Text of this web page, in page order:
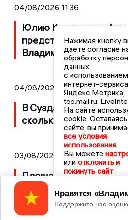
04/08/2026 11:36
Юлию Калистову
представили в
Владимирской
04/08/2026 09:01
В Суздале прошёл
сколько потратили на
03/08/2026 14:13
Площадь пожара на
составляет 100 тысяч
метров
Нажимая кнопку
даете согласие
обработку
данных
с использованием
интернет-сервиса
Яндекс.Метрика,
top.mail.ru,
На сайте
cookie.
сайте, вы
все условия
использования.
Вы можете
или отклонить и
покинуть сайт
Принять